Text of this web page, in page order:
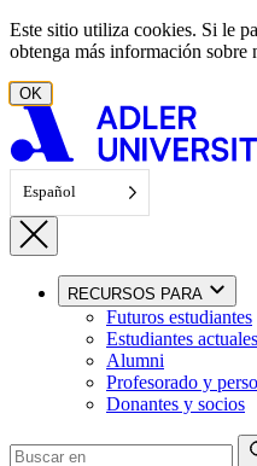
Ir al contenido
Este sitio utiliza cookies. Si le
obtenga más información sobre
OK
Español
RECURSOS PARA
Futuros estudiantes
Estudiantes actuales
Alumni
Profesorado y
Donantes y socios